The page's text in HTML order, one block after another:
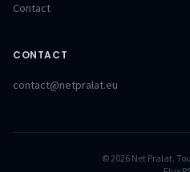
Contact
CONTACT
contact@netpralat.eu
© 2026 Net Pralat.